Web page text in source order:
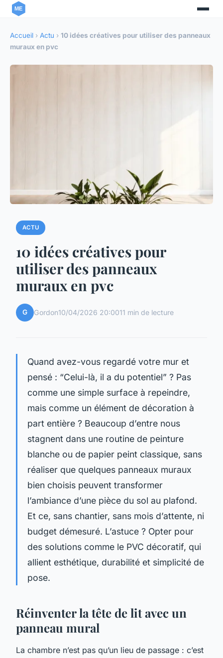
Accueil › Actu › 10 idées créatives pour utiliser des panneaux
muraux en pvc
ACTU
10 idées créatives pour
utiliser des panneaux
muraux en pvc
G Gordon10/04/2026 20:0011 min de lecture
Quand avez-vous regardé votre mur et
pensé : “Celui-là, il a du potentiel” ? Pas
comme une simple surface à repeindre,
mais comme un élément de décoration à
part entière ? Beaucoup d’entre nous
stagnent dans une routine de peinture
blanche ou de papier peint classique, sans
réaliser que quelques panneaux muraux
bien choisis peuvent transformer
l’ambiance d’une pièce du sol au plafond.
Et ce, sans chantier, sans mois d’attente, ni
budget démesuré. L’astuce ? Opter pour
des solutions comme le PVC décoratif, qui
allient esthétique, durabilité et simplicité de
pose.
Réinventer la tête de lit avec un
panneau mural
La chambre n’est pas qu’un lieu de passage : c’est